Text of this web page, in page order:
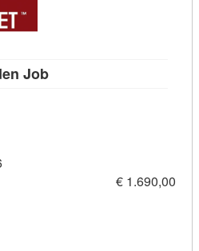
JobKursdetail: Office 2019
€ 1.690,00